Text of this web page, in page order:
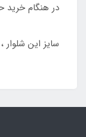
در هنگام خرید
سایز این